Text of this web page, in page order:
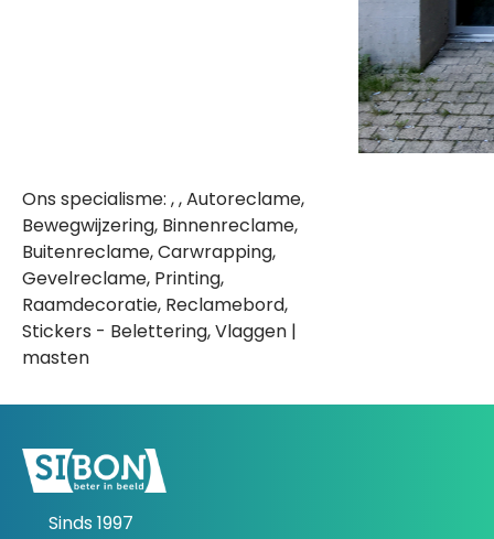
Ons specialisme: , , Autoreclame,
Bewegwijzering, Binnenreclame,
Buitenreclame, Carwrapping,
Gevelreclame, Printing,
Raamdecoratie, Reclamebord,
Stickers - Belettering, Vlaggen |
masten
Sinds 1997